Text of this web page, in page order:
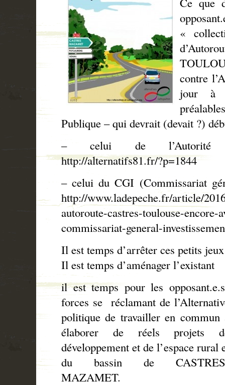
«
contre
jour à
Publique – qui devrait (devait ?)
– celui de l’Autorité
http://alternatifs81.fr/?p=1844
– celui du CGI (Commissariat
http://www.ladepeche.fr/article/
autoroute-castres-toulouse-encore-
commissariat-general-
Il est temps d’arrêter ces petits
Il est temps d’aménager l’existant
il est temps pour les
forces se réclamant de
politique de travailler en commun
élaborer de réels projets
développement et de l’espace rural
du bassin de
MAZAMET.